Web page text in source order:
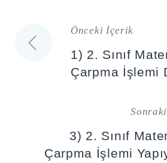
Yazı
gezinmesi
Önceki İçerik
1) 2. Sınıf
Çarpma İşlemi
3) 2. Sınıf
Çarpma İşlemi